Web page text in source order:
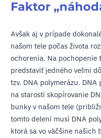
Faktor
Avšak aj v prípade
našom tele počas života
ochorenia. Na pochopenie
predstaviť jedného veľmi
tzv. DNA polymerázu.
na starosti skopírovanie
bunky v našom tele
tomto delení musí DNA
ktorá sa vo väčšine